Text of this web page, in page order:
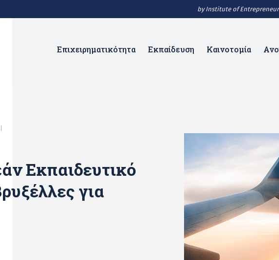
by Institute of
Επιχειρηματικότητα Εκπαίδευση Καινοτομία
Εκπαιδευτικό
για